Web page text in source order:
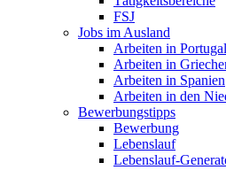
FSJ
Jobs im Ausland
Arbeiten in Portugal
Arbeiten in
Arbeiten in Spanien
Arbeiten in den
Bewerbungstipps
Bewerbung
Lebenslauf
Lebenslauf-